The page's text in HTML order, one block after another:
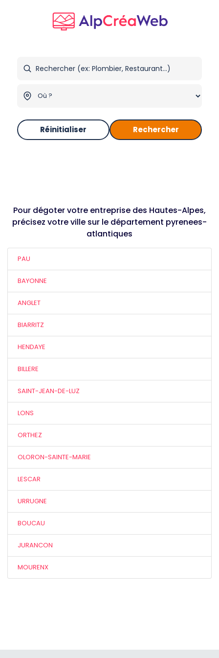
Réinitialiser Rechercher
Pour dégoter votre entreprise des Hautes-Alpes,
précisez votre ville sur le département pyrenees-
atlantiques
PAU
BAYONNE
ANGLET
BIARRITZ
HENDAYE
BILLERE
SAINT-JEAN-DE-LUZ
LONS
ORTHEZ
OLORON-SAINTE-MARIE
LESCAR
URRUGNE
BOUCAU
JURANCON
MOURENX